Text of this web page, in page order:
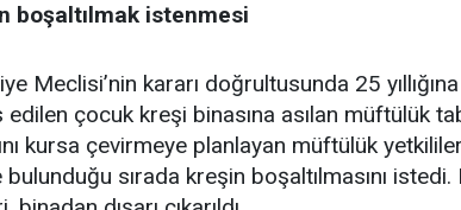
boşaltılmak istenmesi
Meclisi’nin kararı doğrultusunda 25
edilen çocuk kreşi binasına asılan müftülük
kursa çevirmeye planlayan müftülük
bulunduğu sırada kreşin boşaltılmasını